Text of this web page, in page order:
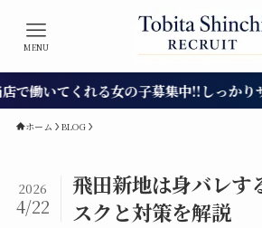
MENU
てくれる女の子募集中!!しっかりサポー
ホーム BLOG
飛田新地は身バレす
スクと対策を解説
2026
4/22